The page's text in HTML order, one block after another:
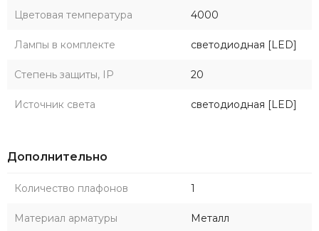
Цветовая температура 4000
Лампы в комплекте светодиодная [LED]
Степень защиты, IP 20
Источник света светодиодная [LED]
Дополнительно
Количество плафонов 1
Материал арматуры Металл